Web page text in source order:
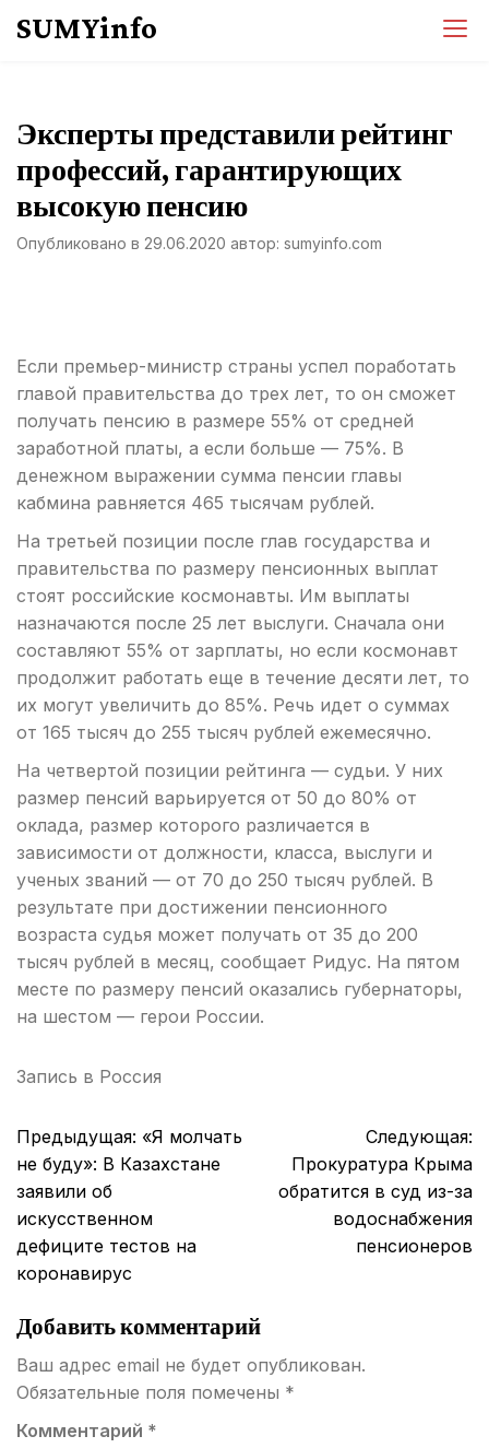
SUMYinfo
Эксперты представили рейтинг
профессий, гарантирующих
высокую пенсию
Опубликовано в 29.06.2020 автор: sumyinfo.com
Если премьер-министр страны успел поработать
главой правительства до трех лет, то он сможет
получать пенсию в размере 55% от средней
заработной платы, а если больше — 75%. В
денежном выражении сумма пенсии главы
кабмина равняется 465 тысячам рублей.
На третьей позиции после глав государства и
правительства по размеру пенсионных выплат
стоят российские космонавты. Им выплаты
назначаются после 25 лет выслуги. Сначала они
составляют 55% от зарплаты, но если космонавт
продолжит работать еще в течение десяти лет, то
их могут увеличить до 85%. Речь идет о суммах
от 165 тысяч до 255 тысяч рублей ежемесячно.
На четвертой позиции рейтинга — судьи. У них
размер пенсий варьируется от 50 до 80% от
оклада, размер которого различается в
зависимости от должности, класса, выслуги и
ученых званий — от 70 до 250 тысяч рублей. В
результате при достижении пенсионного
возраста судья может получать от 35 до 200
тысяч рублей в месяц, сообщает Ридус. На пятом
месте по размеру пенсий оказались губернаторы,
на шестом — герои России.
Запись в Россия
Навигация
по
записям
Предыдущая: «Я молчать
не буду»: В Казахстане
заявили об
искусственном
дефиците тестов на
коронавирус
Следующая:
Прокуратура Крыма
обратится в суд из-за
водоснабжения
пенсионеров
Добавить комментарий
Ваш адрес email не будет опубликован.
Обязательные поля помечены *
Комментарий *